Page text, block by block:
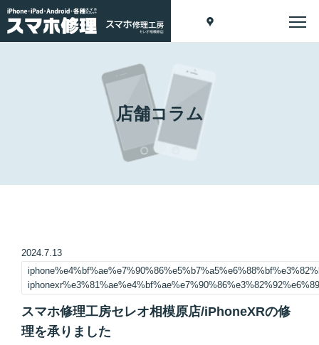
店舗コラム
2024.7.13
スマホ修理工房セレオ相模原店/iPhoneXRの修
理を承りました